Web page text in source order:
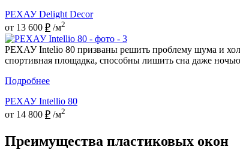
РЕХАУ Delight Decor
от 13 600 ₽ /м2
РЕХАУ Intelio 80 призваны решить проблему шума и
спортивная площадка, способны лишить сна даже
Подробнее
РЕХАУ Intellio 80
от 14 800 ₽ /м2
Преимущества пластиковых окон